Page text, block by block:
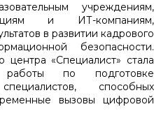
учреждениям,
и ИТ-компаниям,
в развитии кадрового
безопасности.
«Специалист» стала
работы по подготовке
способных
вызовы цифровой